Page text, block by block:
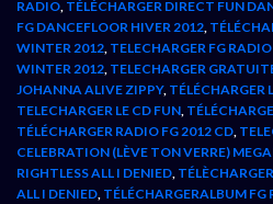
RADIO TÉLÉCHARGER DIRECT FUN
FG DANCEFLOOR HIVER 2012
WINTER 2012 TELECHARGER FG
WINTER 2012 TELECHARGER
JOHANNA ALIVE ZIPPY, TÉLÉCHARGER
TELECHARGER LE CD FUN
TÉLÉCHARGER RADIO FG 2012 CD
CELEBRATION (LÈVE TON VERRE)
RIGHTLESS ALL I DENIED
ALL I DENIED TÉLÉCHARGERALBUM FG